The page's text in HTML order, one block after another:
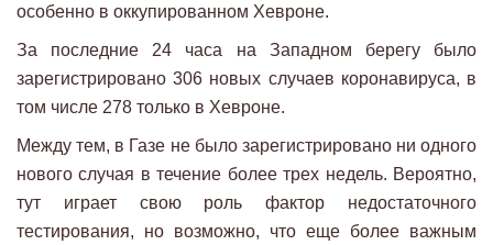
особенно в оккупированном Хевроне.
За последние 24 часа на Западном берегу было
зарегистрировано 306 новых случаев коронавируса, в
том числе 278 только в Хевроне.
Между тем, в Газе не было зарегистрировано ни одного
нового случая в течение более трех недель. Вероятно,
тут играет свою роль фактор недостаточного
тестирования, но возможно, что еще более важным